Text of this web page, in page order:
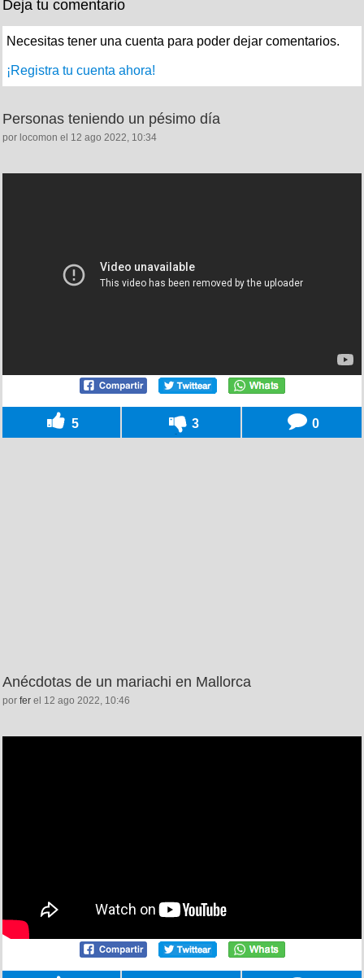
Deja tu comentario
Necesitas tener una cuenta para poder dejar comentarios.
¡Registra tu cuenta ahora!
Personas teniendo un pésimo día
por locomon el 12 ago 2022, 10:34
5 3 0
Anécdotas de un mariachi en Mallorca
por fer el 12 ago 2022, 10:46